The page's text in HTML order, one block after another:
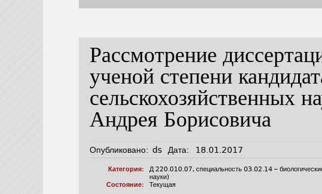
Рассмотрение
ученой степени
сельскохозяйственных
Андрея Борисовича
Опубликовано: ds Дата: 18.01.2017
Категория: Д 220.010.07,специальность 03.02.14 –
науки)
Состояние:
Текущая